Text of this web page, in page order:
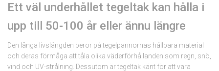
Ett väl underhållet tegeltak kan hålla i
upp till 50-100 år eller ännu längre
Den långa livslängden beror på tegelpannornas hållbara material
och deras förmåga att tåla olika väderförhållanden som regn, snö,
vind och UV-strålning. Dessutom är tegeltak känt för att vara